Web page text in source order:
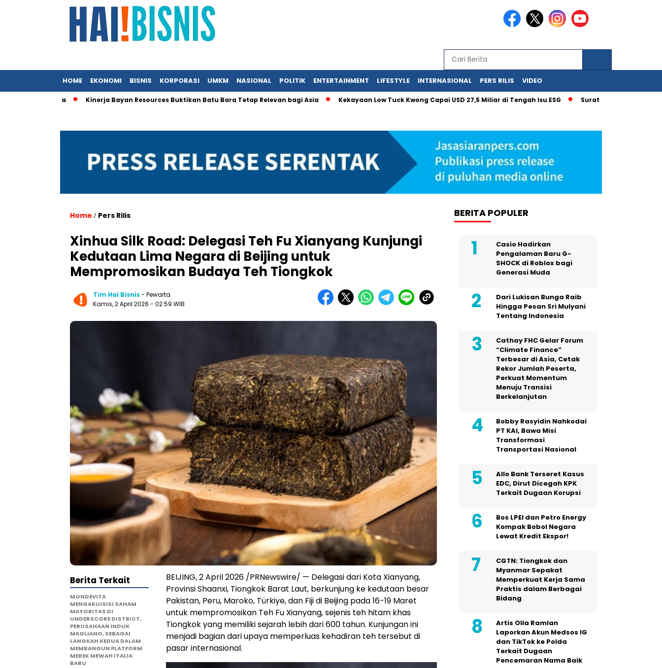
HOME EKONOMI BISNIS KORPORASI UMKM NASIONAL POLITIK ENTERTAINMENT LIFESTYLE INTERNASIONAL PERS RILIS VIDEO
Kinerja Bayan Resources Buktikan Batu Bara Tetap Relevan bagi Asia Kekayaan Low Tuck Kwong Capai USD 27,5 Miliar di Tengah Isu ESG Surat Kementerian UMKM
Home / Pers Rilis
Xinhua Silk Road: Delegasi Teh Fu Xianyang Kunjungi
Kedutaan Lima Negara di Beijing untuk
Mempromosikan Budaya Teh Tiongkok
Tim Hai Bisnis- Pewarta
Kamis, 2 April 2026 - 02:59 WIB
BEIJING, 2 April 2026 /PRNewswire/ — Delegasi dari Kota Xianyang,
Provinsi Shaanxi, Tiongkok Barat Laut, berkunjung ke kedutaan besar
Pakistan, Peru, Maroko, Türkiye, dan Fiji di Beijing pada 16-19 Maret
untuk mempromosikan Teh Fu Xianyang, sejenis teh hitam khas
Tiongkok yang memiliki sejarah lebih dari 600 tahun. Kunjungan ini
menjadi bagian dari upaya memperluas kehadiran teh tersebut di
pasar internasional.
Berita Terkait
MONDEVITA
MENGAKUISISI SAHAM
MAYORITAS DI
UNDERSCORE DISTRICT,
PERUSAHAAN INDUK
MAGLIANO, SEBAGAI
LANGKAH KEDUA DALAM
MEMBANGUN PLATFORM
MEREK MEWAH ITALIA
BARU
BERITA POPULER
Casio Hadirkan
Pengalaman Baru G-
SHOCK di Roblox bagi
Generasi Muda
Dari Lukisan Bunga Raib
Hingga Pesan Sri Mulyani
Tentang Indonesia
Cathay FHC Gelar Forum
“Climate Finance”
Terbesar di Asia, Cetak
Rekor Jumlah Peserta,
Perkuat Momentum
Menuju Transisi
Berkelanjutan
Bobby Rasyidin Nahkodai
PT KAI, Bawa Misi
Transformasi
Transportasi Nasional
Allo Bank Terseret Kasus
EDC, Dirut Dicegah KPK
Terkait Dugaan Korupsi
Bos LPEI dan Petro Energy
Kompak Bobol Negara
Lewat Kredit Ekspor!
CGTN: Tiongkok dan
Myanmar Sepakat
Memperkuat Kerja Sama
Praktis dalam Berbagai
Bidang
Artis Olla Ramlan
Laporkan Akun Medsos IG
dan TikTok ke Polda
Terkait Dugaan
Pencemaran Nama Baik